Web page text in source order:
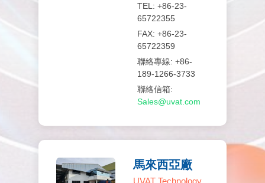
TEL: +86-23-
65722355
FAX: +86-23-
65722359
聯絡專線: +86-
189-1266-3733
聯絡信箱:
Sales@uvat.com
馬來西亞廠
UVAT Technology